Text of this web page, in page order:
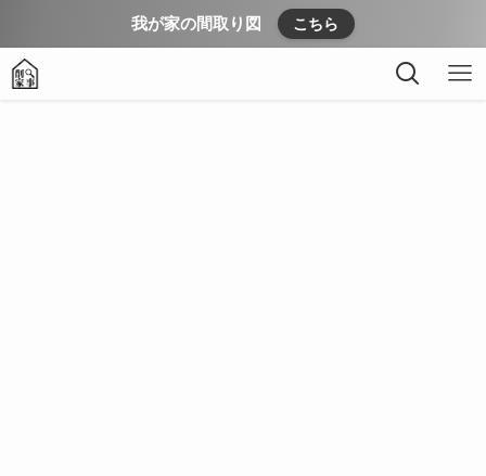
我が家の間取り図 こちら